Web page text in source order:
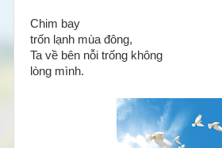
Chim bay
trốn lạnh mùa đông,
Ta về bên nỗi trống không
lòng mình.